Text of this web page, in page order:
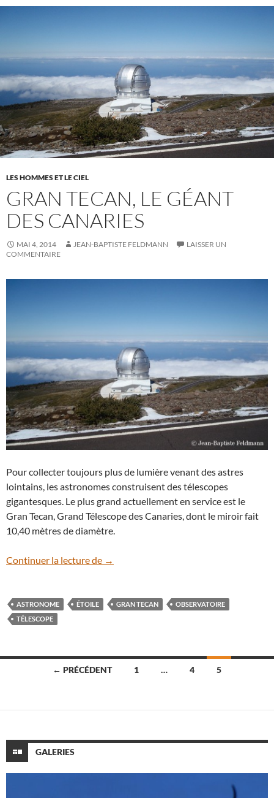
LES HOMMES ET LE CIEL
GRAN TECAN, LE GÉANT
DES CANARIES
MAI 4, 2014 JEAN-BAPTISTE FELDMANN
LAISSER UN
COMMENTAIRE
Pour collecter toujours plus de lumière venant des astres
lointains, les astronomes construisent des télescopes
gigantesques. Le plus grand actuellement en service est le
Gran Tecan, Grand Télescope des Canaries, dont le miroir fait
10,40 mètres de diamètre.
Continuer la lecture de Gran Tecan, le géant des Canaries
→
ASTRONOME ÉTOILE GRAN TECAN
OBSERVATOIRE
TÉLESCOPE
Navigation
articles
← PRÉCÉDENT 1 … 4 5
GALERIES